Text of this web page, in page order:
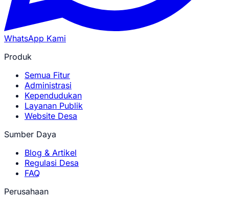
WhatsApp Kami
Produk
Semua Fitur
Administrasi
Kependudukan
Layanan Publik
Website Desa
Sumber Daya
Blog & Artikel
Regulasi Desa
FAQ
Perusahaan